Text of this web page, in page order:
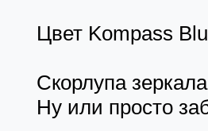
Цвет Kompass
Скорлупа
Ну или просто